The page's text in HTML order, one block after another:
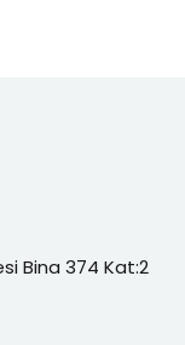
Bina 374 Kat:2